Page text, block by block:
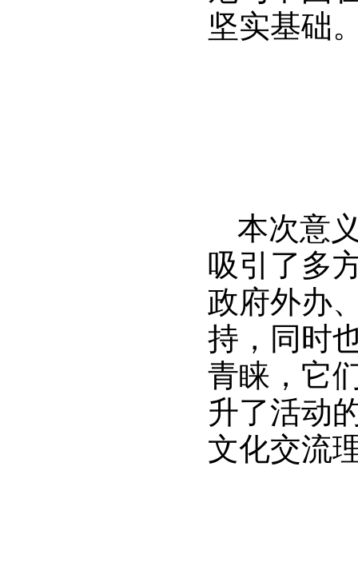
坚实基础
本次意
吸引了多
政府外办
持，同时
青睐，它
升了活动
文化交流